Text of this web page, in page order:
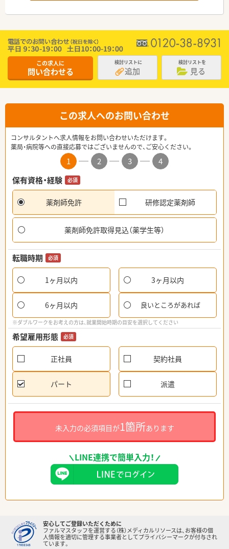
この求人に
問い合わせる
検討リストに
追加
検討リストを
見る
この求人へのお問い合わせ
コンサルタントへ求人情報をお問い合わせいただけます。
薬局・病院等への直接応募ではございませんので、ご安心ください。
1 2 3
4
保有資格・経験
必須
薬剤師免許 研修認定薬剤師
薬剤師免許取得見込（薬学生等）
転職時期 必須
1ヶ月以内 3ヶ月以内
6ヶ月以内 良いところがあれば
※ダブルワークをお考えの方は、就業開始時期の目安を選択してください
希望雇用形態 必須
正社員 契約社員
パート 派遣
未入力の必須項目が1箇所あります
LINE連携で簡単入力！
安心してご登録いただくために
ファルマスタッフを運営する（株）メディカルリソースは、お客様の個
人情報を適切に管理する事業者としてプライバシーマークが付与され
ています。